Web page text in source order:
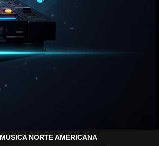
MUSICA NORTE AMERICANA